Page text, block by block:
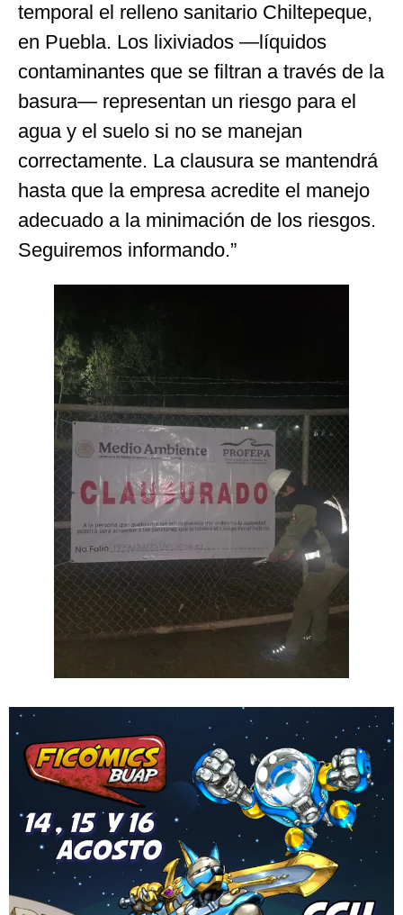
temporal el relleno sanitario Chiltepeque,
en Puebla. Los lixiviados —líquidos
contaminantes que se filtran a través de la
basura— representan un riesgo para el
agua y el suelo si no se manejan
correctamente. La clausura se mantendrá
hasta que la empresa acredite el manejo
adecuado a la minimación de los riesgos.
Seguiremos informando.”